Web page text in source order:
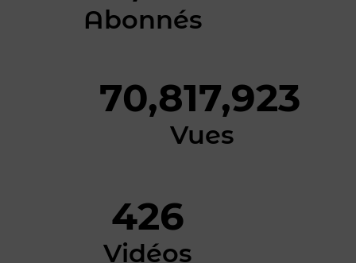
Abonnés
70,817,923
Vues
426
Vidéos